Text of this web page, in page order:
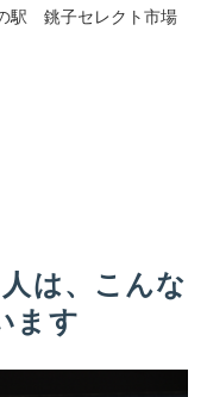
駅 銚子セレクト市場
は、こんな
ます